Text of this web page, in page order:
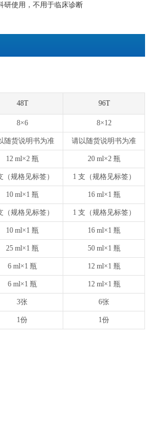
公司新闻
研使用，不用于临床诊断
48T 96T
8×6 8×12
随货说明书为准 请以随货说明书为准
12 ml×2 瓶 20 ml×2 瓶
（规格见标签） 1 支（规格见标签）
10 ml×1 瓶 16 ml×1 瓶
（规格见标签） 1 支（规格见标签）
10 ml×1 瓶 16 ml×1 瓶
25 ml×1 瓶 50 ml×1 瓶
6 ml×1 瓶 12 ml×1 瓶
6 ml×1 瓶 12 ml×1 瓶
3张 6张
1份 1份